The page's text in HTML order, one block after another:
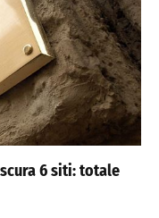
6 siti: totale